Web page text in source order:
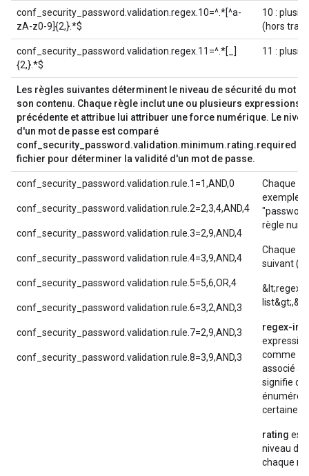
conf_security_password.validation.regex.10=^.*[^a-
zA-z0-9]{2,}.*$
10 :
(hors trait
conf_security_password.validation.regex.11=^.*[_]
{2,}.*$
11 :
Les règles suivantes déterminent le niveau de sécurité du mot
son contenu. Chaque règle inclut une ou plusieurs expressions
précédente et attribue lui attribuer une force numérique. Le
d'un mot de passe est comparé
conf_security_password.validation.minimum.rating.required
fichier pour déterminer la validité d'un mot de passe.
conf_security_password.validation.rule.1=1,AND,0
conf_security_password.validation.rule.2=2,3,4,AND,4
conf_security_password.validation.rule.3=2,9,AND,4
conf_security_password.validation.rule.4=3,9,AND,4
conf_security_password.validation.rule.5=5,6,OR,4
conf_security_password.validation.rule.6=3,2,AND,3
conf_security_password.validation.rule.7=2,9,AND,3
conf_security_password.validation.rule.8=3,9,AND,3
Chaque
exemple :
règle
Chaque
suivant (à
&lt;regex-
regex-
comme
associé à
signifie
certaines).
rating est
niveau de
chaque